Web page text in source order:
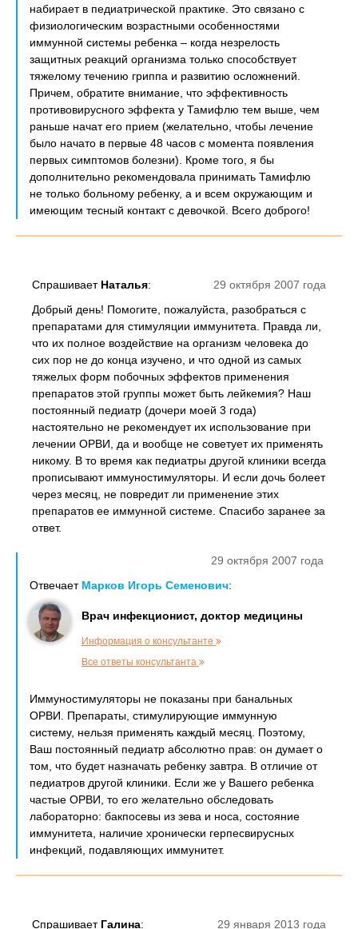
набирает в педиатрической практике. Это связано с
физиологическим возрастными особенностями
иммунной системы ребенка – когда незрелость
защитных реакций организма только способствует
тяжелому течению гриппа и развитию осложнений.
Причем, обратите внимание, что эффективность
противовирусного эффекта у Тамифлю тем выше, чем
раньше начат его прием (желательно, чтобы лечение
было начато в первые 48 часов с момента появления
первых симптомов болезни). Кроме того, я бы
дополнительно рекомендовала принимать Тамифлю
не только больному ребенку, а и всем окружающим и
имеющим тесный контакт с девочкой. Всего доброго!
29 октября 2007 года
Спрашивает Наталья:
Добрый день! Помогите, пожалуйста, разобраться с
препаратами для стимуляции иммунитета. Правда ли,
что их полное воздействие на организм человека до
сих пор не до конца изучено, и что одной из самых
тяжелых форм побочных эффектов применения
препаратов этой группы может быть лейкемия? Наш
постоянный педиатр (дочери моей 3 года)
настоятельно не рекомендует их использование при
лечении ОРВИ, да и вообще не советует их применять
никому. В то время как педиатры другой клиники всегда
прописывают иммуностимуляторы. И если дочь болеет
через месяц, не повредит ли применение этих
препаратов ее иммунной системе. Спасибо заранее за
ответ.
29 октября 2007 года
Отвечает Марков Игорь Семенович:
Врач инфекционист, доктор медицины
Информация о консультанте
Все ответы консультанта
Иммуностимуляторы не показаны при банальных
ОРВИ. Препараты, стимулирующие иммунную
систему, нельзя применять каждый месяц. Поэтому,
Ваш постоянный педиатр абсолютно прав: он думает о
том, что будет назначать ребенку завтра. В отличие от
педиатров другой клиники. Если же у Вашего ребенка
частые ОРВИ, то его желательно обследовать
лабораторно: бакпосевы из зева и носа, состояние
иммунитета, наличие хронически герпесвирусных
инфекций, подавляющих иммунитет.
29 января 2013 года
Спрашивает Галина: